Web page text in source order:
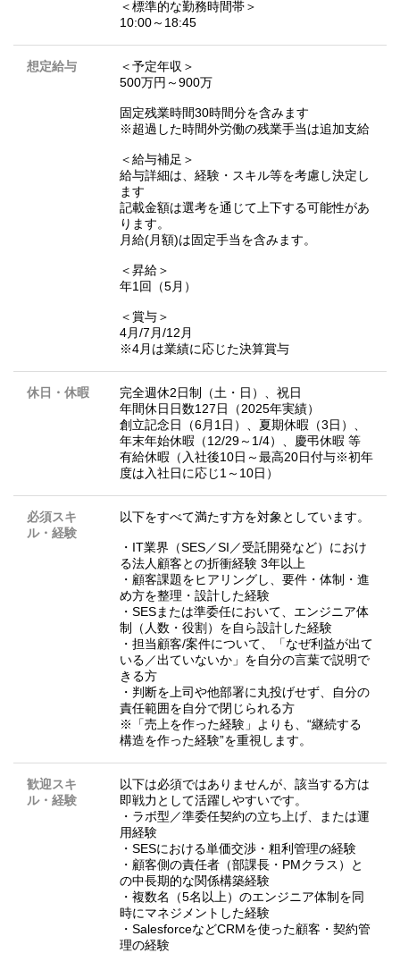
＜標準的な勤務時間帯＞
10:00～18:45
想定給与
＜予定年収＞
500万円～900万
固定残業時間30時間分を含みます
※超過した時間外労働の残業手当は追加支給
＜給与補足＞
給与詳細は、経験・スキル等を考慮し決定し
ます
記載金額は選考を通じて上下する可能性があ
ります。
月給(月額)は固定手当を含みます。
＜昇給＞
年1回（5月）
＜賞与＞
4月/7月/12月
※4月は業績に応じた決算賞与
休日・休暇
完全週休2日制（土・日）、祝日
年間休日日数127日（2025年実績）
創立記念日（6月1日）、夏期休暇（3日）、
年末年始休暇（12/29～1/4）、慶弔休暇 等
有給休暇（入社後10日～最高20日付与※初年
度は入社日に応じ1～10日）
必須スキ
ル・経験
以下をすべて満たす方を対象としています。
・IT業界（SES／SI／受託開発など）におけ
る法人顧客との折衝経験 3年以上
・顧客課題をヒアリングし、要件・体制・進
め方を整理・設計した経験
・SESまたは準委任において、エンジニア体
制（人数・役割）を自ら設計した経験
・担当顧客/案件について、「なぜ利益が出て
いる／出ていないか」を自分の言葉で説明で
きる方
・判断を上司や他部署に丸投げせず、自分の
責任範囲を自分で閉じられる方
※「売上を作った経験」よりも、“継続する
構造を作った経験”を重視します。
歓迎スキ
ル・経験
以下は必須ではありませんが、該当する方は
即戦力として活躍しやすいです。
・ラボ型／準委任契約の立ち上げ、または運
用経験
・SESにおける単価交渉・粗利管理の経験
・顧客側の責任者（部課長・PMクラス）と
の中長期的な関係構築経験
・複数名（5名以上）のエンジニア体制を同
時にマネジメントした経験
・SalesforceなどCRMを使った顧客・契約管
理の経験